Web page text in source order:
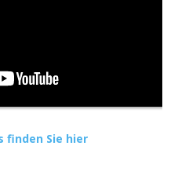
finden Sie hier